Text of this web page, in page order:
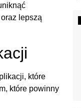
lepszą
które
które powinny